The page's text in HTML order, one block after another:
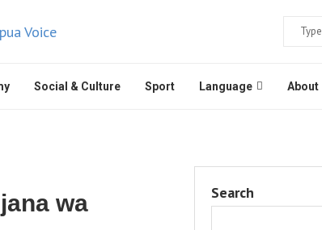
Social & Culture Sport Language About
wa
Search